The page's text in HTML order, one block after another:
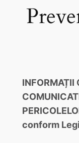
INFORMAȚII
conform